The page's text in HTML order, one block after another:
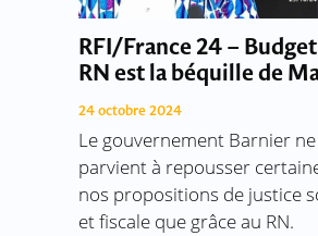
RFI/France 24 –
RN est la béquille de
24 octobre 2024
Le gouvernement Barnier ne
parvient à repousser
nos propositions de justice
et fiscale que grâce au RN.